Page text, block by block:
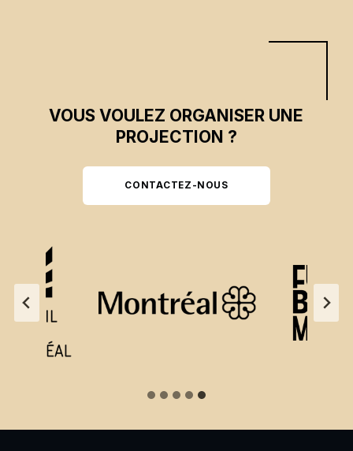
VOUS VOULEZ ORGANISER UNE
PROJECTION ?
CONTACTEZ-NOUS